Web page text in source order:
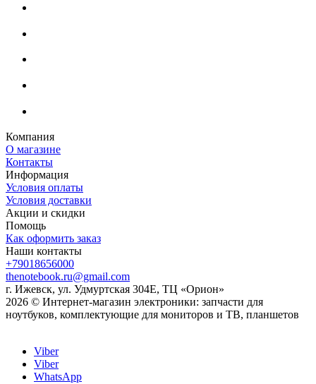
Компания
О магазине
Контакты
Информация
Условия оплаты
Условия доставки
Акции и скидки
Помощь
Как оформить заказ
Наши контакты
+79018656000
thenotebook.ru@gmail.com
г. Ижевск, ул. Удмуртская 304Е, ТЦ «Орион»
2026 © Интернет-магазин электроники: запчасти для
ноутбуков, комплектующие для мониторов и ТВ, планшетов
Viber
Viber
WhatsApp